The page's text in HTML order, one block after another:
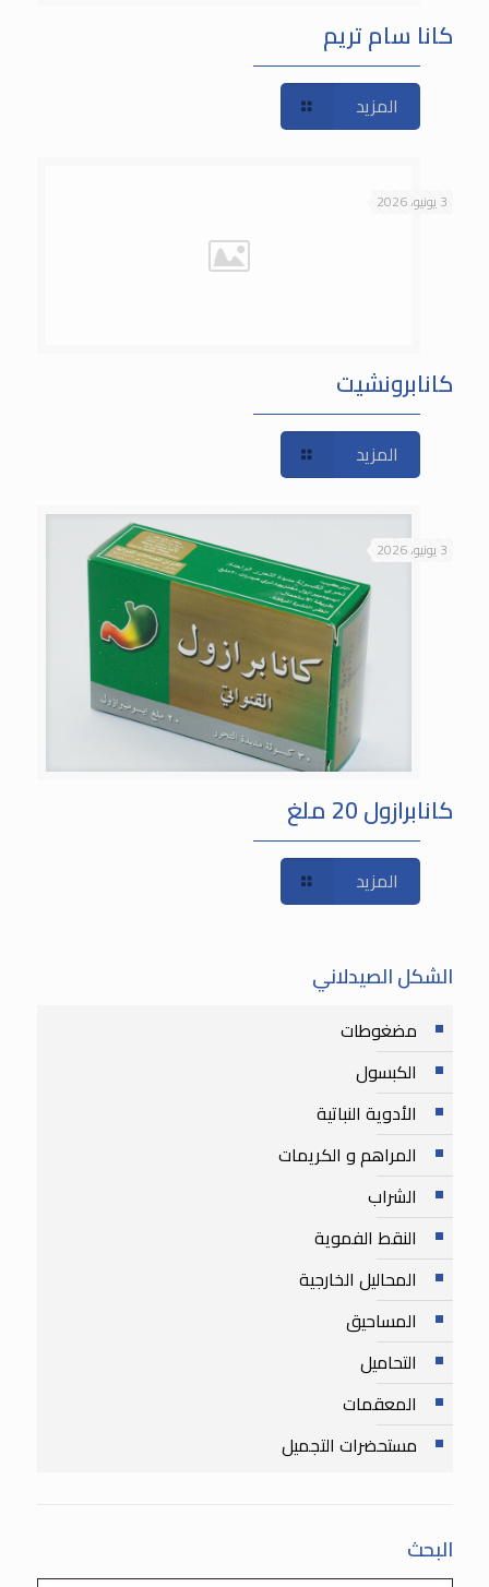
كانا سام تريم
المزيد
3 يونيو، 2026
كانابرونشيت
المزيد
3 يونيو، 2026
كانابرازول 20 ملغ
المزيد
الشكل الصيدلاني
مضغوطات
الكبسول
الأدوية النباتية
المراهم و الكريمات
الشراب
النقط الفموية
المحاليل الخارجية
المساحيق
التحاميل
المعقمات
مستحضرات التجميل
البحث